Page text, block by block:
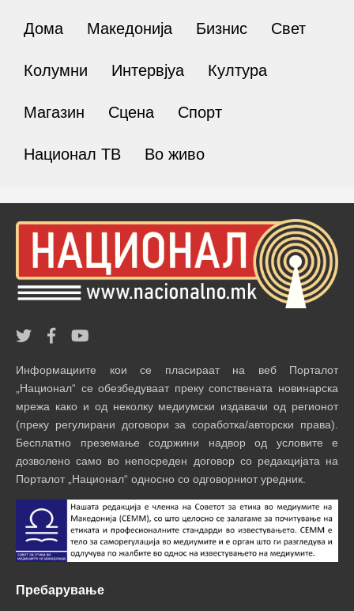
Дома Македонија Бизнис Свет
Колумни Интервјуа Култура
Магазин Сцена Спорт
Национал ТВ Во живо
Информациите кои се пласираат на веб Порталот
„Национал“ се обезбедуваат преку сопствената новинарска
мрежа како и од неколку медиумски издавачи од регионот
(преку регулирани договори за соработка/авторски права).
Бесплатно преземање содржини надвор од условите е
дозволено само во непосреден договор со редакцијата на
Порталот „Национал“ односно со одговорниот уредник.
Пребарување